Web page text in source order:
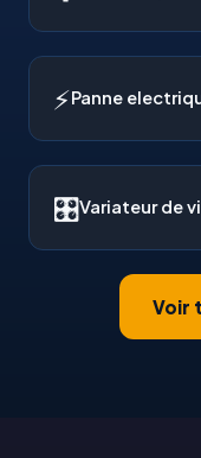
⚡Panne
🎛Variateur de
Voir